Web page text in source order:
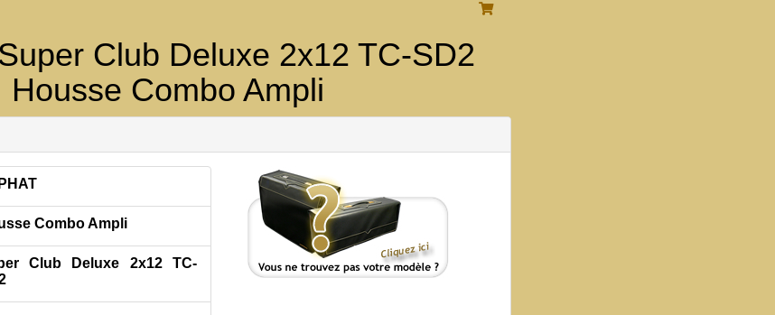
Club Deluxe 2x12 TC-SD2
Housse Combo Ampli
Combo Ampli
Club Deluxe 2x12 TC-